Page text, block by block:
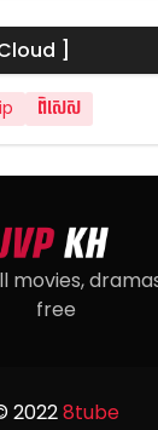
]
ពិសេស
movies,
free
20228tube